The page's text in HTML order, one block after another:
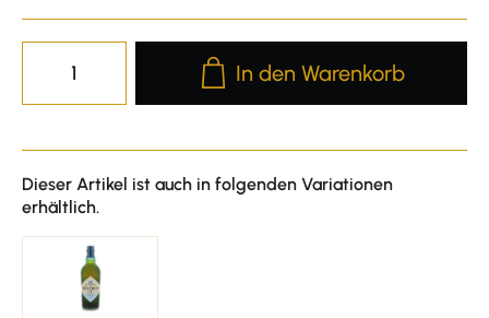
Produkt Anzahl: Gib den
In den Warenkorb
Dieser Artikel ist auch in folgenden Variationen
erhältlich.